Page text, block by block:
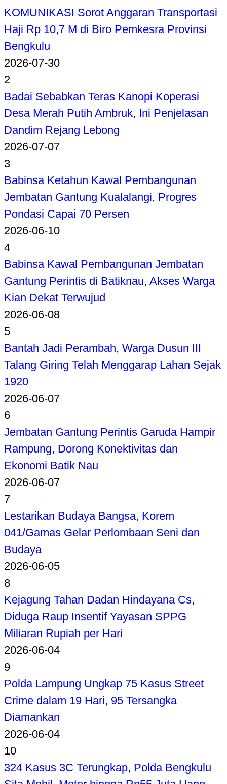
KOMUNIKASI Sorot Anggaran Transportasi
Haji Rp 10,7 M di Biro Pemkesra Provinsi
Bengkulu
2026-07-30
2
Badai Sebabkan Teras Kanopi Koperasi
Desa Merah Putih Ambruk, Ini Penjelasan
Dandim Rejang Lebong
2026-07-07
3
Babinsa Ketahun Kawal Pembangunan
Jembatan Gantung Kualalangi, Progres
Pondasi Capai 70 Persen
2026-06-10
4
Babinsa Kawal Pembangunan Jembatan
Gantung Perintis di Batiknau, Akses Warga
Kian Dekat Terwujud
2026-06-08
5
Bantah Jadi Perambah, Warga Dusun III
Talang Giring Telah Menggarap Lahan Sejak
1920
2026-06-07
6
Jembatan Gantung Perintis Garuda Hampir
Rampung, Dorong Konektivitas dan
Ekonomi Batik Nau
2026-06-07
7
Lestarikan Budaya Bangsa, Korem
041/Gamas Gelar Perlombaan Seni dan
Budaya
2026-06-05
8
Kejagung Tahan Dadan Hindayana Cs,
Diduga Raup Insentif Yayasan SPPG
Miliaran Rupiah per Hari
2026-06-04
9
Polda Lampung Ungkap 75 Kasus Street
Crime dalam 19 Hari, 95 Tersangka
Diamankan
2026-06-04
10
324 Kasus 3C Terungkap, Polda Bengkulu